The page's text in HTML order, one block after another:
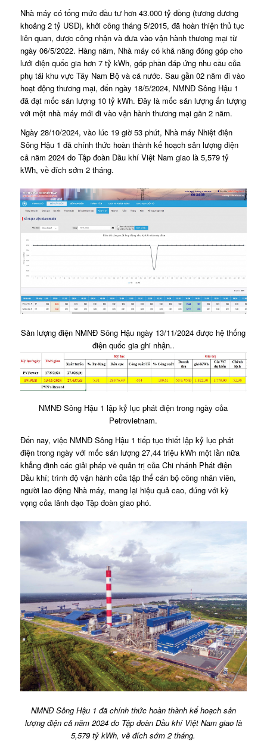
Nhà máy có tổng mức đầu tư hơn 43.000 tỷ đồng (tương đương
khoảng 2 tỷ USD), khởi công tháng 5/2015, đã hoàn thiện thủ tục
liên quan, được công nhận và đưa vào vận hành thương mại từ
ngày 06/5/2022. Hàng năm, Nhà máy có khả năng đóng góp cho
lưới điện quốc gia hơn 7 tỷ kWh, góp phần đáp ứng nhu cầu của
phụ tải khu vực Tây Nam Bộ và cả nước. Sau gần 02 năm đi vào
hoạt động thương mại, đến ngày 18/5/2024, NMNĐ Sông Hậu 1
đã đạt mốc sản lượng 10 tỷ kWh. Đây là mốc sản lượng ấn tượng
với một nhà máy mới đi vào vận hành thương mại gần 2 năm.
Ngày 28/10/2024, vào lúc 19 giờ 53 phút, Nhà máy Nhiệt điện
Sông Hậu 1 đã chính thức hoàn thành kế hoạch sản lượng điện
cả năm 2024 do Tập đoàn Dầu khí Việt Nam giao là 5,579 tỷ
kWh, về đích sớm 2 tháng.
Sản lượng điện NMNĐ Sông Hậu ngày 13/11/2024 được hệ thống
điện quốc gia ghi nhận..
NMNĐ Sông Hậu 1 lập kỷ lục phát điện trong ngày của
Petrovietnam.
Đến nay, việc NMNĐ Sông Hậu 1 tiếp tục thiết lập kỷ lục phát
điện trong ngày với mốc sản lượng 27,44 triệu kWh một lần nữa
khẳng định các giải pháp về quản trị của Chi nhánh Phát điện
Dầu khí; trình độ vận hành của tập thể cán bộ công nhân viên,
người lao động Nhà máy, mang lại hiệu quả cao, đúng với kỳ
vọng của lãnh đạo Tập đoàn giao phó.
NMNĐ Sông Hậu 1 đã chính thức hoàn thành kế hoạch sản
lượng điện cả năm 2024 do Tập đoàn Dầu khí Việt Nam giao là
5,579 tỷ kWh, về đích sớm 2 tháng.